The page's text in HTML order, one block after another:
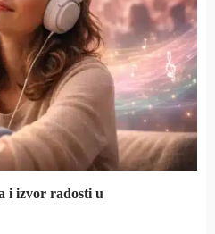
i izvor radosti u